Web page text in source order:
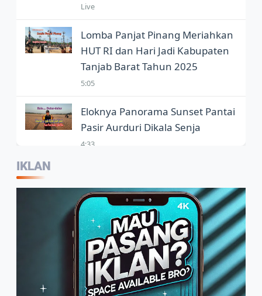
Live
Lomba Panjat Pinang Meriahkan
HUT RI dan Hari Jadi Kabupaten
Tanjab Barat Tahun 2025
5:05
Eloknya Panorama Sunset Pantai
Pasir Aurduri Dikala Senja
4:33
Wartawan Jadi Garda Terdepan
Penggunaan Bahasa Indonesia
2:07
Warga Sambut Baik Himbauan
Wali Kota Jambi Melaksanakan
GORO Massal Serentak
IKLAN